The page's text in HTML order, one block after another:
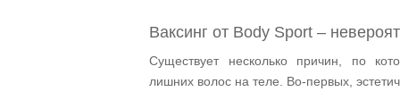
Ваксинг от Body Sport –
Существует несколько причин, по
лишних волос на теле. Во-первых,